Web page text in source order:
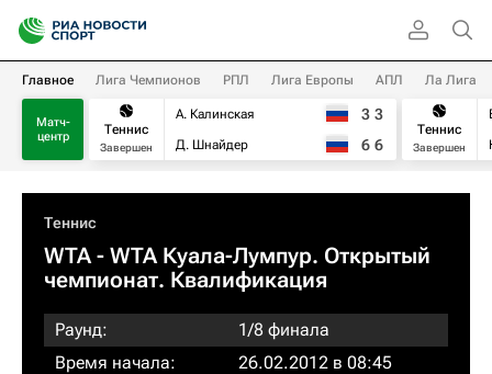
Главное Лига Чемпионов РПЛ Лига Европы АПЛ Ла Лига
Матч-
центр
Теннис
Завершен
А. Калинская
Д. Шнайдер
3 3
6 6
Теннис
Завершен
Теннис
WTA- WTA Куала-Лумпур. Открытый
чемпионат. Квалификация
Раунд:
1/8 финала
Время начала:
26.02.2012 в 08:45